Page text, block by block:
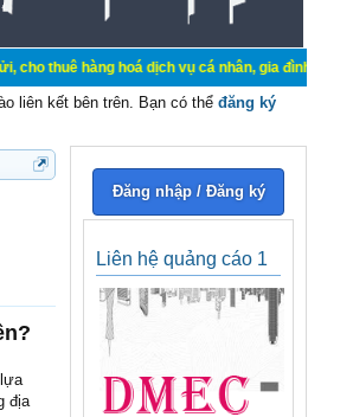
hoá dịch vụ cá nhân, gia đình. Mua bán, ký
liên kết bên trên. Bạn có thể đăng ký
địa
Đăng nhập / Đăng ký
Liên hệ quảng cáo 1